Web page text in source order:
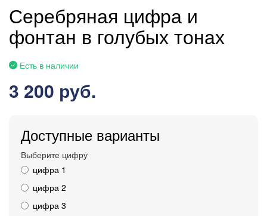
Серебряная цифра и
фонтан в голубых тонах
Есть в наличии
3 200 руб.
Доступные варианты
Выберите цифру
цифра 1
цифра 2
цифра 3